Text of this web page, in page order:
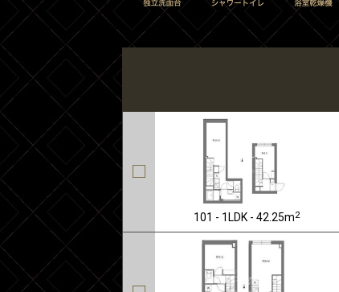
101 - 1LDK - 42.25m2